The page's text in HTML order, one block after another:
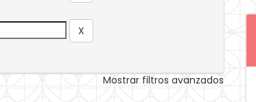
Mostrar filtros avanzados